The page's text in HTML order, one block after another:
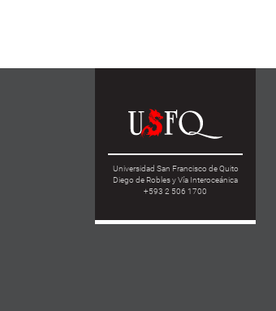
Universidad San Francisco de Quito
Diego de Robles y Vía Interoceánica
+593 2 506 1700